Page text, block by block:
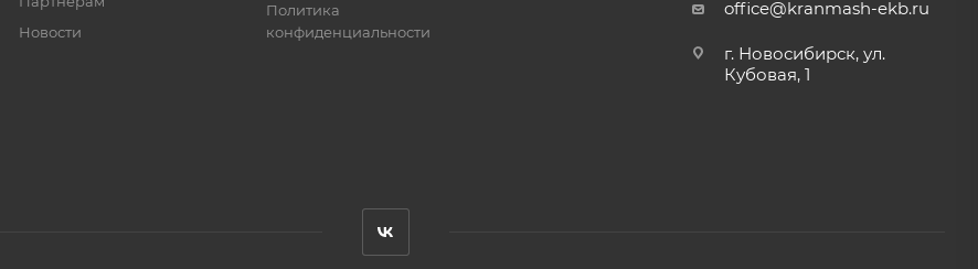
Новости
Политика
конфиденциальности
office@kranmash-ekb.ru
г. Новосибирск, ул.
Кубовая, 1